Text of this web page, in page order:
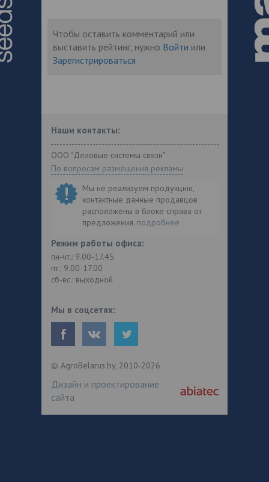
Чтобы оставить комментарий или
выставить рейтинг, нужно Войти или
Зарегистрироваться
Наши контакты:
ООО "Деловые системы связи"
По вопросам размещения рекламы
Мы не реализуем продукцию,
контактные данные продавцов
расположены в блоке справа от
предложения. подробнее
Режим работы офиса:
пн-чт.: 9.00-17.45
пт.: 9.00-17.00
сб-вс.: выходной
Мы в соцсетях:
© AgroBelarus.by, 2010-2026
Дизайн и проектирование
сайта